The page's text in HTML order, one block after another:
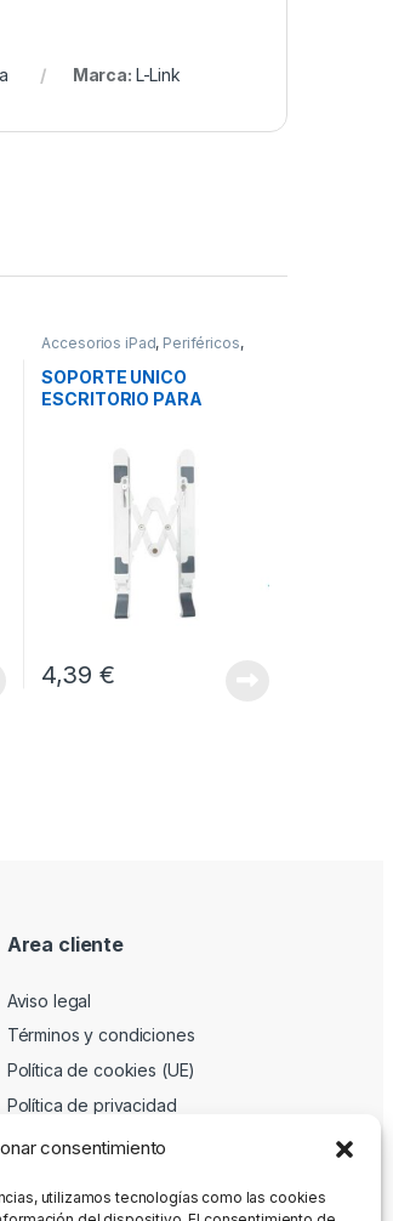
consentimiento
utilizamos tecnologías como las cookies
Marca: L-Link
Accesorios iPad, Periféricos,
SOPORTE UNICO
ESCRITORIO PARA
4,39 €
Area cliente
Aviso legal
Términos y condiciones
Política de cookies (UE)
Política de privacidad